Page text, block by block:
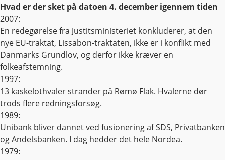
Hvad er der sket på datoen 4. december igennem tiden
2007:
En redegørelse fra Justitsministeriet konkluderer, at den
nye EU-traktat, Lissabon-traktaten, ikke er i konflikt med
Danmarks Grundlov, og derfor ikke kræver en
folkeafstemning.
1997:
13 kaskelothvaler strander på Rømø Flak. Hvalerne dør
trods flere redningsforsøg.
1989:
Unibank bliver dannet ved fusionering af SDS, Privatbanken
og Andelsbanken. I dag hedder det hele Nordea.
1979: